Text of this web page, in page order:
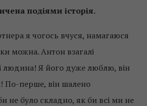
подіями історія.
я чогось вчуся, намагаюся
можна. Антон взагалі
людина! Я його дуже люблю, він
перше, він шалено
не було складно, як би всі ми не